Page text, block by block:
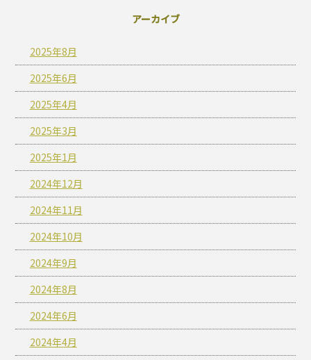
アーカイブ
2025年8月
2025年6月
2025年4月
2025年3月
2025年1月
2024年12月
2024年11月
2024年10月
2024年9月
2024年8月
2024年6月
2024年4月